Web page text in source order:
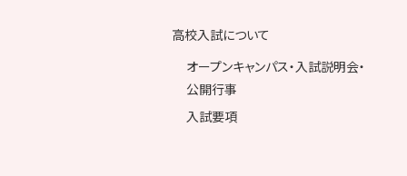
高校入試について
オープンキャンパス・入試説明会・
公開行事
入試要項